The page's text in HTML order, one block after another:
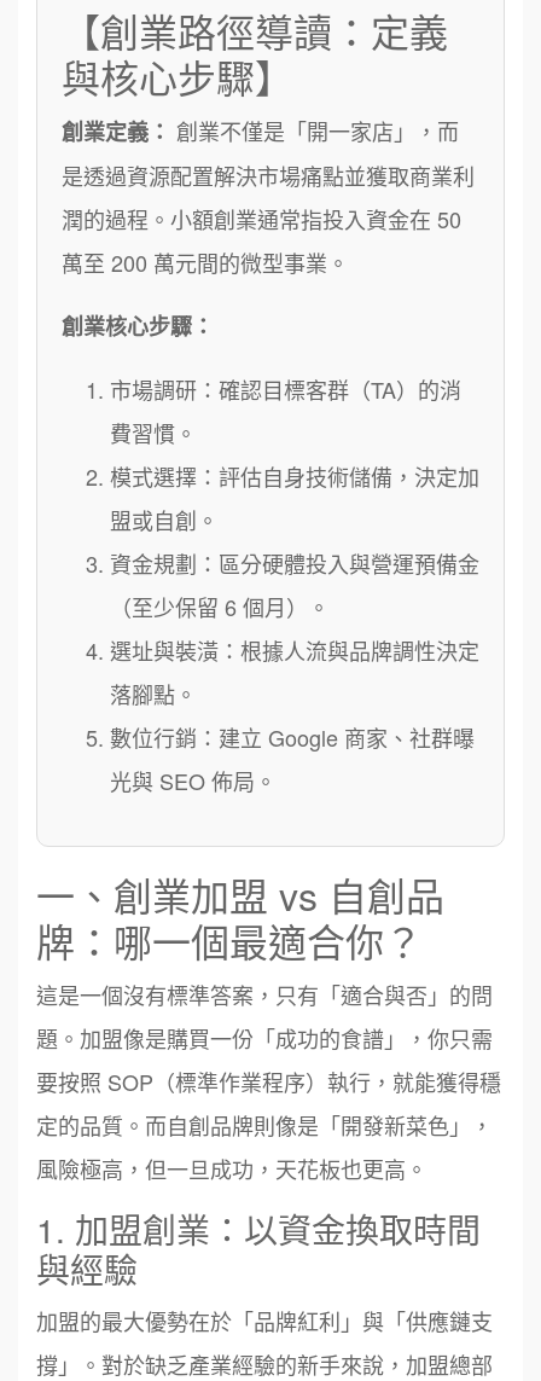
【創業路徑導讀：定義
與核心步驟】
創業定義： 創業不僅是「開一家店」，而
是透過資源配置解決市場痛點並獲取商業利
潤的過程。小額創業通常指投入資金在 50
萬至 200 萬元間的微型事業。
創業核心步驟：
市場調研：確認目標客群（TA）的消
費習慣。
模式選擇：評估自身技術儲備，決定加
盟或自創。
資金規劃：區分硬體投入與營運預備金
（至少保留 6 個月）。
選址與裝潢：根據人流與品牌調性決定
落腳點。
數位行銷：建立 Google 商家、社群曝
光與 SEO 佈局。
一、創業加盟 vs 自創品
牌：哪一個最適合你？
這是一個沒有標準答案，只有「適合與否」的問
題。加盟像是購買一份「成功的食譜」，你只需
要按照 SOP（標準作業程序）執行，就能獲得穩
定的品質。而自創品牌則像是「開發新菜色」，
風險極高，但一旦成功，天花板也更高。
1. 加盟創業：以資金換取時間
與經驗
加盟的最大優勢在於「品牌紅利」與「供應鏈支
撐」。對於缺乏產業經驗的新手來說，加盟總部